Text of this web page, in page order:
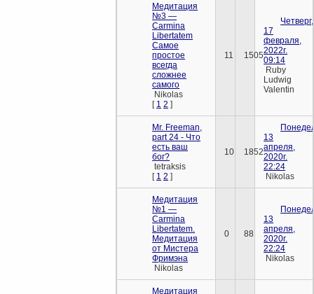
Медитация
№3 —
Carmina
Libertatem
Самое
простое
всегда
сложнее
самого
Nikolas
[ 1 2 ]
11 1505
Четверг,
17
февраля,
2022г.
09:14
Ruby
Ludwig
Valentin
Mr. Freeman,
part 24 - Что
есть ваш
бог?
tetraksis
[ 1 2 ]
10 1852
13
апреля,
2020г.
22:24
Nikolas
Медитация
№1 —
Carmina
Libertatem.
Медитация
от Мистера
Фримэна
Nikolas
0 88
13
апреля,
2020г.
22:24
Nikolas
Медитация